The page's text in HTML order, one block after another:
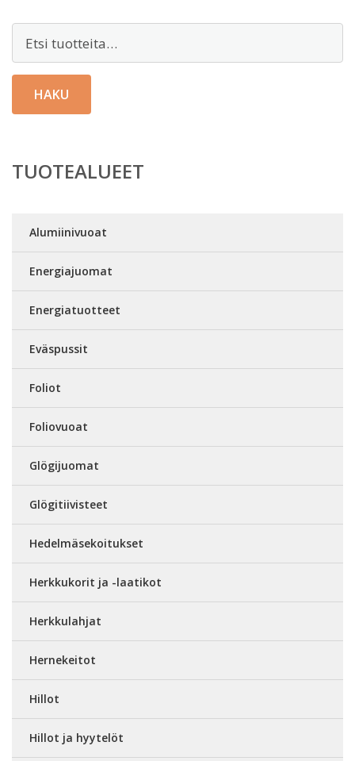
HAKU
TUOTEALUEET
Alumiinivuoat
Energiajuomat
Energiatuotteet
Eväspussit
Foliot
Foliovuoat
Glögijuomat
Glögitiivisteet
Hedelmäsekoitukset
Herkkukorit ja -laatikot
Herkkulahjat
Hernekeitot
Hillot
Hillot ja hyytelöt